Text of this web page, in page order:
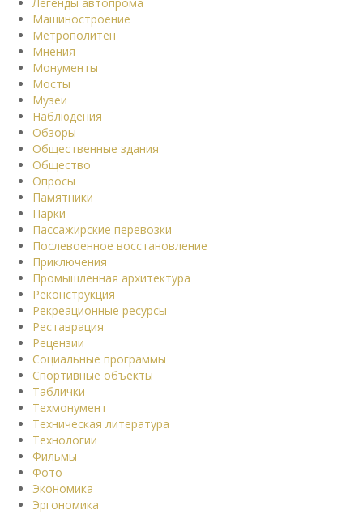
Машиностроение
Метрополитен
Мнения
Монументы
Мосты
Музеи
Наблюдения
Обзоры
Общественные здания
Общество
Опросы
Памятники
Парки
Пассажирские перевозки
Послевоенное восстановление
Приключения
Промышленная архитектура
Реконструкция
Рекреационные ресурсы
Реставрация
Рецензии
Социальные программы
Спортивные объекты
Таблички
Техмонумент
Техническая литература
Технологии
Фильмы
Фото
Экономика
Эргономика